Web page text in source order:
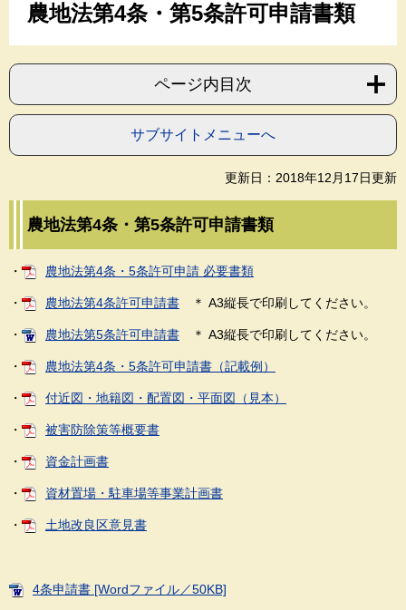
農地法第4条・第5条許可申請書類
ページ内目次
サブサイトメニューへ
更新日：2018年12月17日更新
農地法第4条・第5条許可申請書類
・ 農地法第4条・5条許可申請 必要書類
・ 農地法第4条許可申請書 ＊ A3縦長で印刷してください。
・ 農地法第5条許可申請書 ＊ A3縦長で印刷してください。
・ 農地法第4条・5条許可申請書（記載例）
・ 付近図・地籍図・配置図・平面図（見本）
・ 被害防除策等概要書
・ 資金計画書
・ 資材置場・駐車場等事業計画書
・ 土地改良区意見書
4条申請書 [Wordファイル／50KB]